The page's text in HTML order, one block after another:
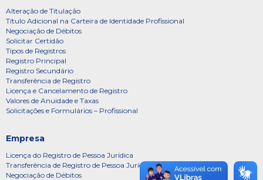
Alteração de Titulação
Título Adicional na Carteira de Identidade Profissional
Negociação de Débitos
Solicitar Certidão
Tipos de Registros
Registro Principal
Registro Secundário
Transferência de Registro
Licença e Cancelamento de Registro
Valores de Anuidade e Taxas
Solicitações e Formulários – Profissional
Empresa
Licença do Registro de Pessoa Jurídica
Transferência de Registro de Pessoa Jurídica
Negociação de Débitos